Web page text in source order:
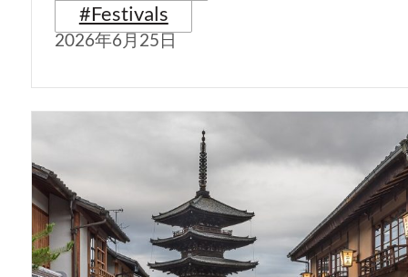
#Festivals
2026年6月25日